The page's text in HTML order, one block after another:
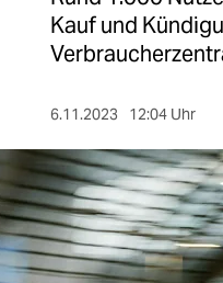
Kauf und
6.11.2023 12:04 Uhr